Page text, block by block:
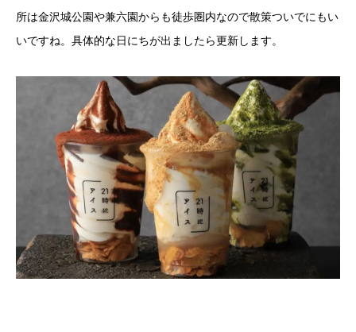
所は金沢城公園や兼六園からも徒歩圏内なので散策ついでにもい
いですね。具体的な日にちが出ましたら更新します。